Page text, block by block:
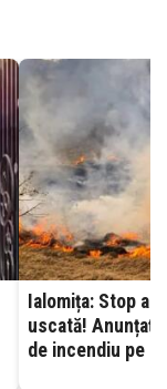
Ialomița: Stop
uscată! Anunțați
de incendiu pe